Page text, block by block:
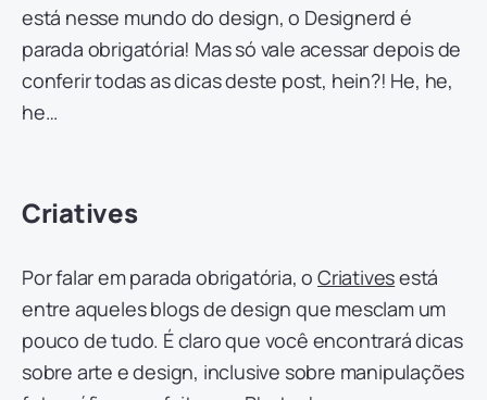
está nesse mundo do design, o Designerd é
parada obrigatória! Mas só vale acessar depois de
conferir todas as dicas deste post, hein?! He, he,
he…
Criatives
Por falar em parada obrigatória, oCriativesestá
entre aqueles blogs de design que mesclam um
pouco de tudo. É claro que você encontrará dicas
sobre arte e design, inclusive sobre manipulações